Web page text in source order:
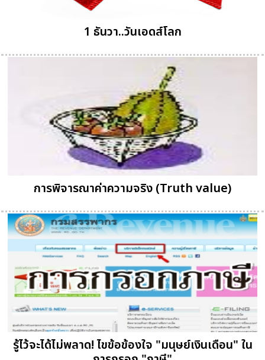
1 ธันวา..วันเอดส์โลก
การพิจารณาค่าความจริง (Truth value)
รู้ไว้จะได้ไม่พลาด! ไขข้อข้องใจ "มนุษย์เงินเดือน" ใน